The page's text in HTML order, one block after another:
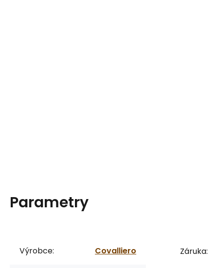
Parametry
Výrobce: Covalliero Záruka: